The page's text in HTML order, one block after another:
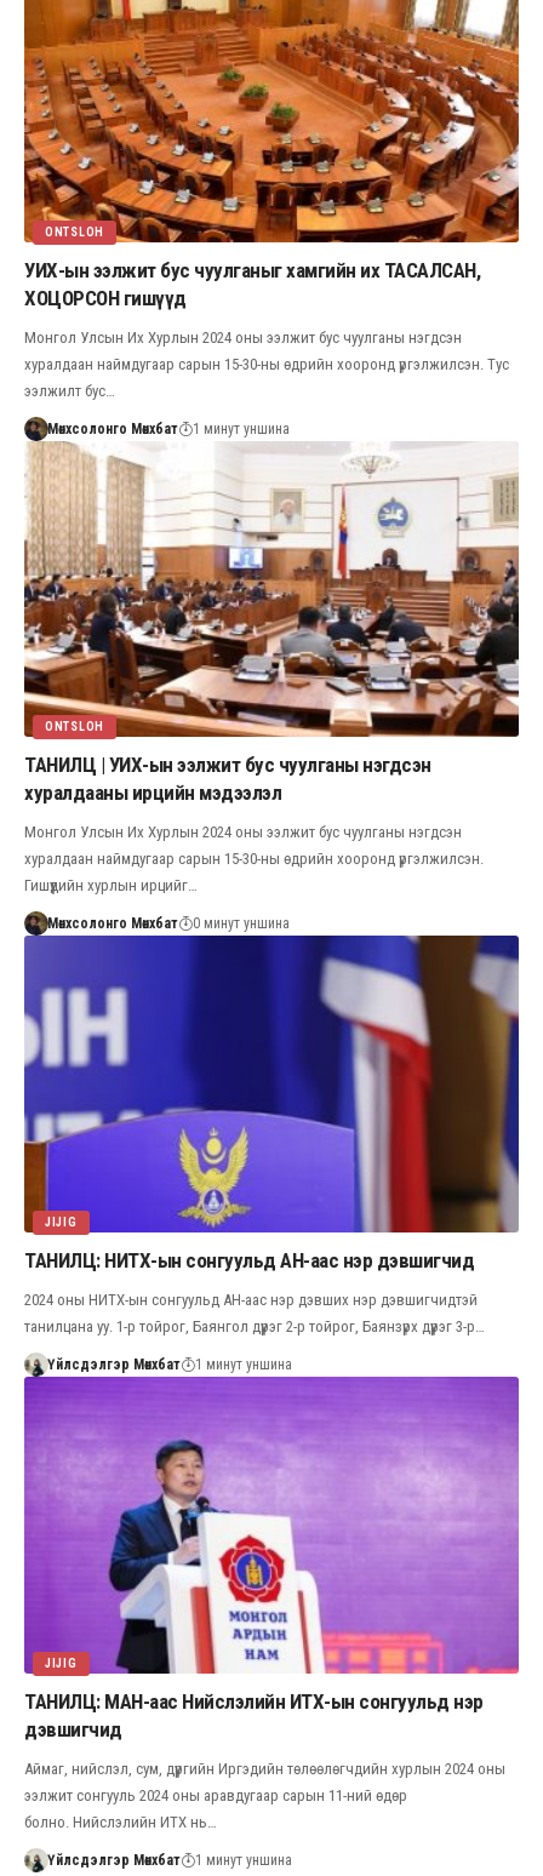
ONTSLOH
УИХ-ын ээлжит бус чуулганыг хамгийн их ТАСАЛСАН,
ХОЦОРСОН гишүүд
Монгол Улсын Их Хурлын 2024 оны ээлжит бус чуулганы нэгдсэн
хуралдаан наймдугаар сарын 15-30-ны өдрийн хооронд үргэлжилсэн. Тус
ээлжилт бус…
Мөнхсолонго Мөнхбат 1 минут уншина
ONTSLOH
ТАНИЛЦ | УИХ-ын ээлжит бус чуулганы нэгдсэн
хуралдааны ирцийн мэдээлэл
Монгол Улсын Их Хурлын 2024 оны ээлжит бус чуулганы нэгдсэн
хуралдаан наймдугаар сарын 15-30-ны өдрийн хооронд үргэлжилсэн.
Гишүүдийн хурлын ирцийг…
Мөнхсолонго Мөнхбат 0 минут уншина
JIJIG
ТАНИЛЦ: НИТХ-ын сонгуульд АН-аас нэр дэвшигчид
2024 оны НИТХ-ын сонгуульд АН-аас нэр дэвших нэр дэвшигчидтэй
танилцана уу. 1-р тойрог, Баянгол дүүрэг 2-р тойрог, Баянзүрх дүүрэг 3-р…
Үйлсдэлгэр Мөнхбат 1 минут уншина
JIJIG
ТАНИЛЦ: МАН-аас Нийслэлийн ИТХ-ын сонгуульд нэр
дэвшигчид
Аймаг, нийслэл, сум, дүүргийн Иргэдийн төлөөлөгчдийн хурлын 2024 оны
ээлжит сонгууль 2024 оны аравдугаар сарын 11-ний өдөр
болно. Нийслэлийн ИТХ нь…
Үйлсдэлгэр Мөнхбат 1 минут уншина